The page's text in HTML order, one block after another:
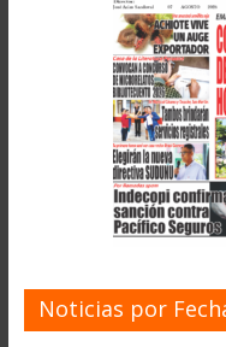
Noticias por